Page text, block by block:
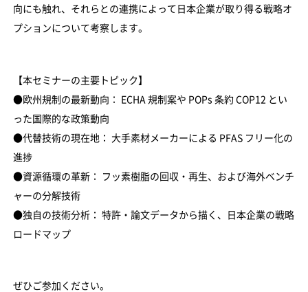
向にも触れ、それらとの連携によって日本企業が取り得る戦略オ
プションについて考察します。
【本セミナーの主要トピック】
●欧州規制の最新動向： ECHA 規制案や POPs 条約 COP12 とい
った国際的な政策動向
●代替技術の現在地： 大手素材メーカーによる PFAS フリー化の
進捗
●資源循環の革新： フッ素樹脂の回収・再生、および海外ベンチ
ャーの分解技術
●独自の技術分析： 特許・論文データから描く、日本企業の戦略
ロードマップ
ぜひご参加ください。